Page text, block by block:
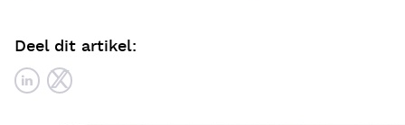
Deel dit artikel: